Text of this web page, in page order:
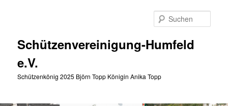
Schützenvereinigung-Humfeld
e.V.
Schützenkönig 2025 Björn Topp Königin Anika Topp